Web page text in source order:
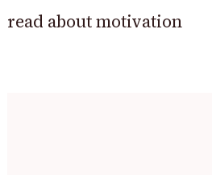
read about motivation